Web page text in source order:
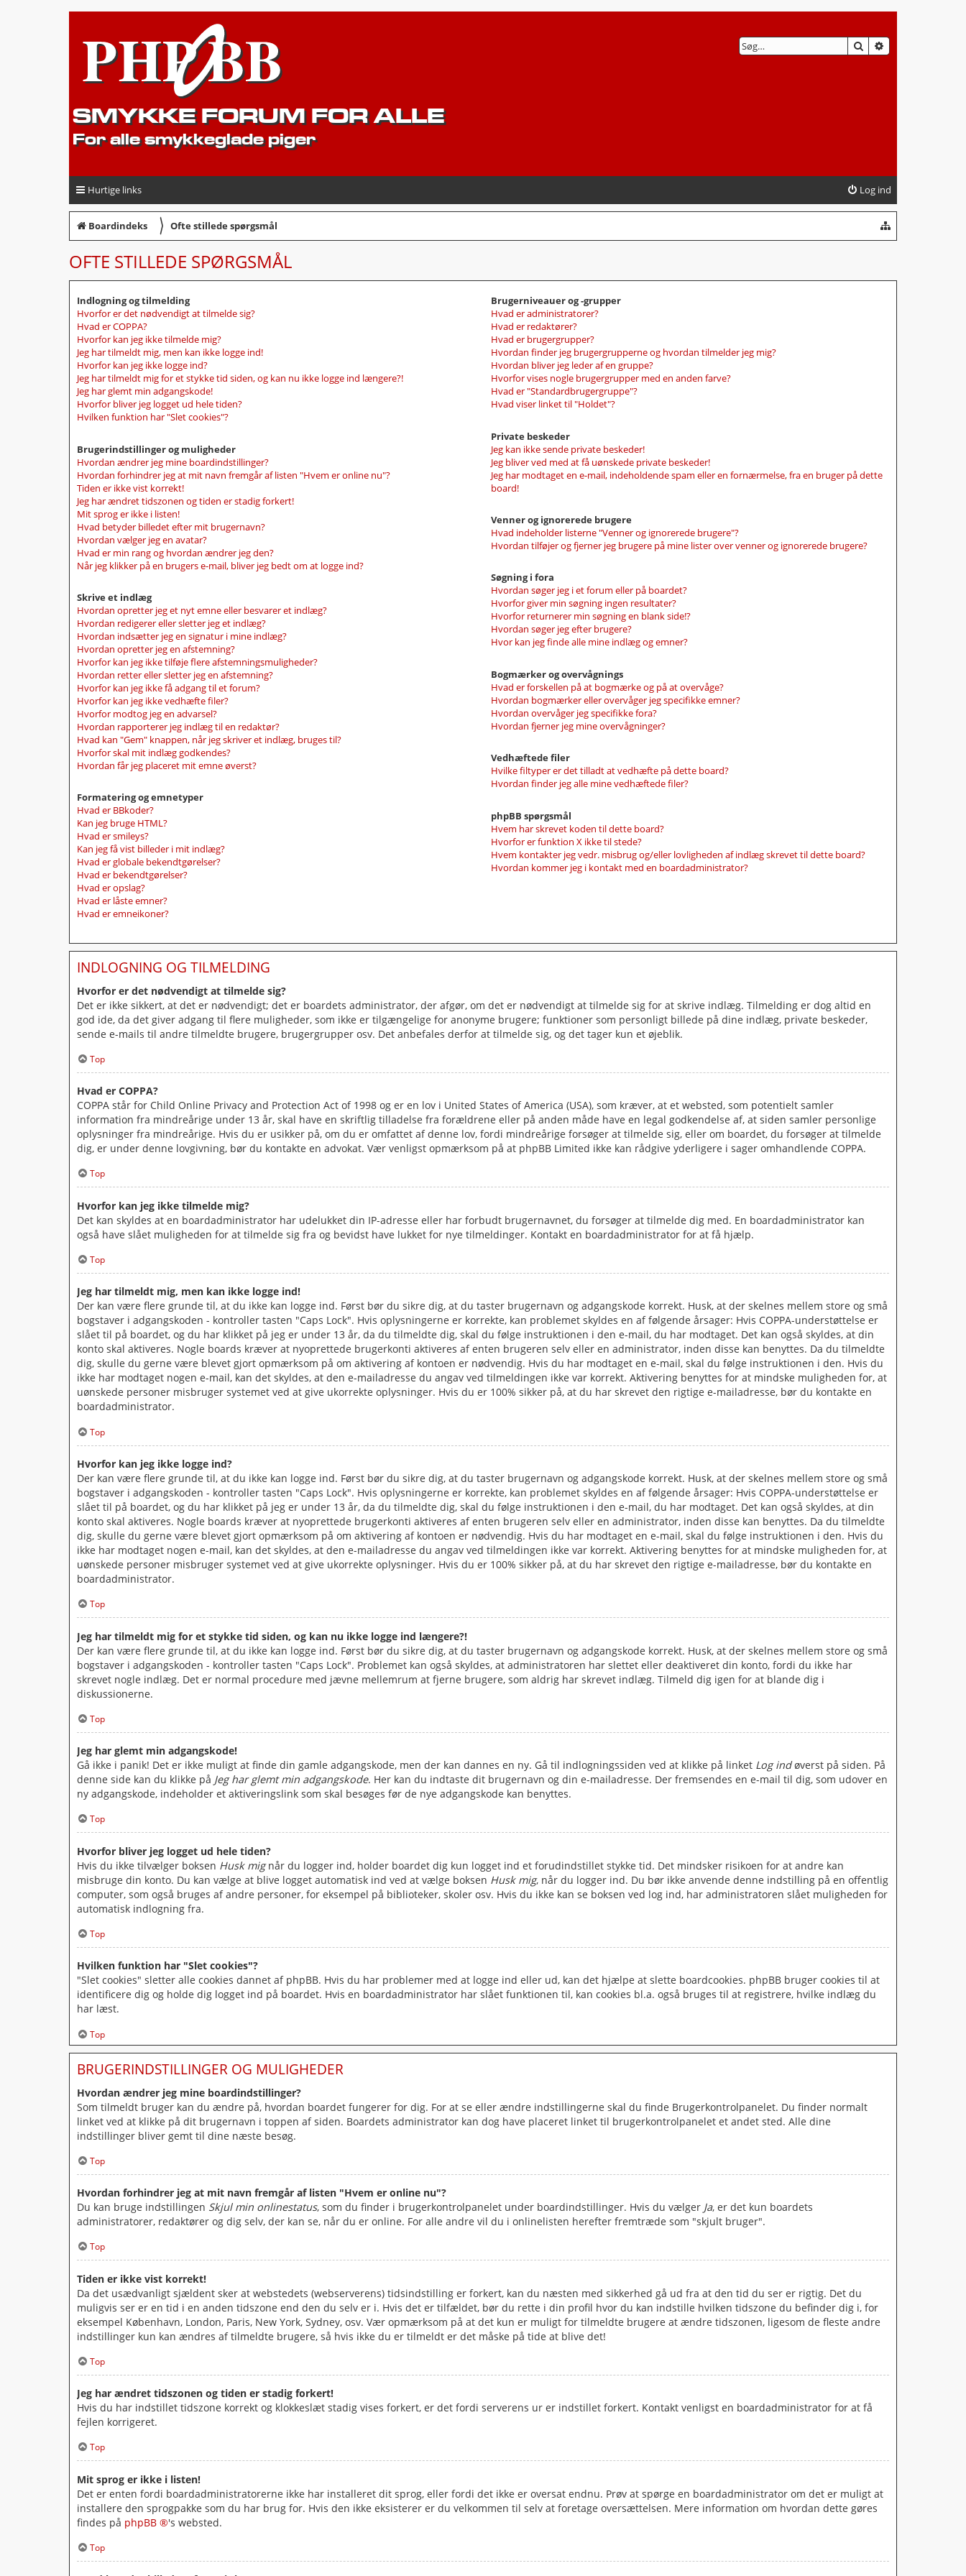
SMYKKE FORUM FOR ALLE
For alle smykkeglade piger
SØG
Hurtige links Log ind
Boardindeks 〉 Ofte stillede spørgsmål
OFTE STILLEDE SPØRGSMÅL
Indlogning og tilmelding
Hvorfor er det nødvendigt at tilmelde sig?
Hvad er COPPA?
Hvorfor kan jeg ikke tilmelde mig?
Jeg har tilmeldt mig, men kan ikke logge ind!
Hvorfor kan jeg ikke logge ind?
Jeg har tilmeldt mig for et stykke tid siden, og kan nu ikke logge ind længere?!
Jeg har glemt min adgangskode!
Hvorfor bliver jeg logget ud hele tiden?
Hvilken funktion har "Slet cookies"?
Brugerindstillinger og muligheder
Hvordan ændrer jeg mine boardindstillinger?
Hvordan forhindrer jeg at mit navn fremgår af listen "Hvem er online nu"?
Tiden er ikke vist korrekt!
Jeg har ændret tidszonen og tiden er stadig forkert!
Mit sprog er ikke i listen!
Hvad betyder billedet efter mit brugernavn?
Hvordan vælger jeg en avatar?
Hvad er min rang og hvordan ændrer jeg den?
Når jeg klikker på en brugers e-mail, bliver jeg bedt om at logge ind?
Skrive et indlæg
Hvordan opretter jeg et nyt emne eller besvarer et indlæg?
Hvordan redigerer eller sletter jeg et indlæg?
Hvordan indsætter jeg en signatur i mine indlæg?
Hvordan opretter jeg en afstemning?
Hvorfor kan jeg ikke tilføje flere afstemningsmuligheder?
Hvordan retter eller sletter jeg en afstemning?
Hvorfor kan jeg ikke få adgang til et forum?
Hvorfor kan jeg ikke vedhæfte filer?
Hvorfor modtog jeg en advarsel?
Hvordan rapporterer jeg indlæg til en redaktør?
Hvad kan "Gem" knappen, når jeg skriver et indlæg, bruges til?
Hvorfor skal mit indlæg godkendes?
Hvordan får jeg placeret mit emne øverst?
Formatering og emnetyper
Hvad er BBkoder?
Kan jeg bruge HTML?
Hvad er smileys?
Kan jeg få vist billeder i mit indlæg?
Hvad er globale bekendtgørelser?
Hvad er bekendtgørelser?
Hvad er opslag?
Hvad er låste emner?
Hvad er emneikoner?
Brugerniveauer og -grupper
Hvad er administratorer?
Hvad er redaktører?
Hvad er brugergrupper?
Hvordan finder jeg brugergrupperne og hvordan tilmelder jeg mig?
Hvordan bliver jeg leder af en gruppe?
Hvorfor vises nogle brugergrupper med en anden farve?
Hvad er "Standardbrugergruppe"?
Hvad viser linket til "Holdet"?
Private beskeder
Jeg kan ikke sende private beskeder!
Jeg bliver ved med at få uønskede private beskeder!
Jeg har modtaget en e-mail, indeholdende spam eller en fornærmelse, fra en bruger på dette
board!
Venner og ignorerede brugere
Hvad indeholder listerne "Venner og ignorerede brugere"?
Hvordan tilføjer og fjerner jeg brugere på mine lister over venner og ignorerede brugere?
Søgning i fora
Hvordan søger jeg i et forum eller på boardet?
Hvorfor giver min søgning ingen resultater?
Hvorfor returnerer min søgning en blank side!?
Hvordan søger jeg efter brugere?
Hvor kan jeg finde alle mine indlæg og emner?
Bogmærker og overvågnings
Hvad er forskellen på at bogmærke og på at overvåge?
Hvordan bogmærker eller overvåger jeg specifikke emner?
Hvordan overvåger jeg specifikke fora?
Hvordan fjerner jeg mine overvågninger?
Vedhæftede filer
Hvilke filtyper er det tilladt at vedhæfte på dette board?
Hvordan finder jeg alle mine vedhæftede filer?
phpBB spørgsmål
Hvem har skrevet koden til dette board?
Hvorfor er funktion X ikke til stede?
Hvem kontakter jeg vedr. misbrug og/eller lovligheden af indlæg skrevet til dette board?
Hvordan kommer jeg i kontakt med en boardadministrator?
INDLOGNING OG TILMELDING
Hvorfor er det nødvendigt at tilmelde sig?
Det er ikke sikkert, at det er nødvendigt; det er boardets administrator, der afgør, om det er nødvendigt at tilmelde sig for at skrive indlæg. Tilmelding er dog altid en
god ide, da det giver adgang til flere muligheder, som ikke er tilgængelige for anonyme brugere; funktioner som personligt billede på dine indlæg, private beskeder,
sende e-mails til andre tilmeldte brugere, brugergrupper osv. Det anbefales derfor at tilmelde sig, og det tager kun et øjeblik.
Top
Hvad er COPPA?
COPPA står for Child Online Privacy and Protection Act of 1998 og er en lov i United States of America (USA), som kræver, at et websted, som potentielt samler
information fra mindreårige under 13 år, skal have en skriftlig tilladelse fra forældrene eller på anden måde have en legal godkendelse af, at siden samler personlige
oplysninger fra mindreårige. Hvis du er usikker på, om du er omfattet af denne lov, fordi mindreårige forsøger at tilmelde sig, eller om boardet, du forsøger at tilmelde
dig, er under denne lovgivning, bør du kontakte en advokat. Vær venligst opmærksom på at phpBB Limited ikke kan rådgive yderligere i sager omhandlende COPPA.
Top
Hvorfor kan jeg ikke tilmelde mig?
Det kan skyldes at en boardadministrator har udelukket din IP-adresse eller har forbudt brugernavnet, du forsøger at tilmelde dig med. En boardadministrator kan
også have slået muligheden for at tilmelde sig fra og bevidst have lukket for nye tilmeldinger. Kontakt en boardadministrator for at få hjælp.
Top
Jeg har tilmeldt mig, men kan ikke logge ind!
Der kan være flere grunde til, at du ikke kan logge ind. Først bør du sikre dig, at du taster brugernavn og adgangskode korrekt. Husk, at der skelnes mellem store og små
bogstaver i adgangskoden - kontroller tasten "Caps Lock". Hvis oplysningerne er korrekte, kan problemet skyldes en af følgende årsager: Hvis COPPA-understøttelse er
slået til på boardet, og du har klikket på jeg er under 13 år, da du tilmeldte dig, skal du følge instruktionen i den e-mail, du har modtaget. Det kan også skyldes, at din
konto skal aktiveres. Nogle boards kræver at nyoprettede brugerkonti aktiveres af enten brugeren selv eller en administrator, inden disse kan benyttes. Da du tilmeldte
dig, skulle du gerne være blevet gjort opmærksom på om aktivering af kontoen er nødvendig. Hvis du har modtaget en e-mail, skal du følge instruktionen i den. Hvis du
ikke har modtaget nogen e-mail, kan det skyldes, at den e-mailadresse du angav ved tilmeldingen ikke var korrekt. Aktivering benyttes for at mindske muligheden for, at
uønskede personer misbruger systemet ved at give ukorrekte oplysninger. Hvis du er 100% sikker på, at du har skrevet den rigtige e-mailadresse, bør du kontakte en
boardadministrator.
Top
Hvorfor kan jeg ikke logge ind?
Der kan være flere grunde til, at du ikke kan logge ind. Først bør du sikre dig, at du taster brugernavn og adgangskode korrekt. Husk, at der skelnes mellem store og små
bogstaver i adgangskoden - kontroller tasten "Caps Lock". Hvis oplysningerne er korrekte, kan problemet skyldes en af følgende årsager: Hvis COPPA-understøttelse er
slået til på boardet, og du har klikket på jeg er under 13 år, da du tilmeldte dig, skal du følge instruktionen i den e-mail, du har modtaget. Det kan også skyldes, at din
konto skal aktiveres. Nogle boards kræver at nyoprettede brugerkonti aktiveres af enten brugeren selv eller en administrator, inden disse kan benyttes. Da du tilmeldte
dig, skulle du gerne være blevet gjort opmærksom på om aktivering af kontoen er nødvendig. Hvis du har modtaget en e-mail, skal du følge instruktionen i den. Hvis du
ikke har modtaget nogen e-mail, kan det skyldes, at den e-mailadresse du angav ved tilmeldingen ikke var korrekt. Aktivering benyttes for at mindske muligheden for, at
uønskede personer misbruger systemet ved at give ukorrekte oplysninger. Hvis du er 100% sikker på, at du har skrevet den rigtige e-mailadresse, bør du kontakte en
boardadministrator.
Top
Jeg har tilmeldt mig for et stykke tid siden, og kan nu ikke logge ind længere?!
Der kan være flere grunde til, at du ikke kan logge ind. Først bør du sikre dig, at du taster brugernavn og adgangskode korrekt. Husk, at der skelnes mellem store og små
bogstaver i adgangskoden - kontroller tasten "Caps Lock". Problemet kan også skyldes, at administratoren har slettet eller deaktiveret din konto, fordi du ikke har
skrevet nogle indlæg. Det er normal procedure med jævne mellemrum at fjerne brugere, som aldrig har skrevet indlæg. Tilmeld dig igen for at blande dig i
diskussionerne.
Top
Jeg har glemt min adgangskode!
Gå ikke i panik! Det er ikke muligt at finde din gamle adgangskode, men der kan dannes en ny. Gå til indlogningssiden ved at klikke på linket Log indøverst på siden. På
denne side kan du klikke på Jeg har glemt min adgangskode. Her kan du indtaste dit brugernavn og din e-mailadresse. Der fremsendes en e-mail til dig, som udover en
ny adgangskode, indeholder et aktiveringslink som skal besøges før de nye adgangskode kan benyttes.
Top
Hvorfor bliver jeg logget ud hele tiden?
Hvis du ikke tilvælger boksen Husk mignår du logger ind, holder boardet dig kun logget ind et forudindstillet stykke tid. Det mindsker risikoen for at andre kan
misbruge din konto. Du kan vælge at blive logget automatisk ind ved at vælge boksen Husk mig, når du logger ind. Du bør ikke anvende denne indstilling på en offentlig
computer, som også bruges af andre personer, for eksempel på biblioteker, skoler osv. Hvis du ikke kan se boksen ved log ind, har administratoren slået muligheden for
automatisk indlogning fra.
Top
Hvilken funktion har "Slet cookies"?
"Slet cookies" sletter alle cookies dannet af phpBB. Hvis du har problemer med at logge ind eller ud, kan det hjælpe at slette boardcookies. phpBB bruger cookies til at
identificere dig og holde dig logget ind på boardet. Hvis en boardadministrator har slået funktionen til, kan cookies bl.a. også bruges til at registrere, hvilke indlæg du
har læst.
Top
BRUGERINDSTILLINGER OG MULIGHEDER
Hvordan ændrer jeg mine boardindstillinger?
Som tilmeldt bruger kan du ændre på, hvordan boardet fungerer for dig. For at se eller ændre indstillingerne skal du finde Brugerkontrolpanelet. Du finder normalt
linket ved at klikke på dit brugernavn i toppen af siden. Boardets administrator kan dog have placeret linket til brugerkontrolpanelet et andet sted. Alle dine
indstillinger bliver gemt til dine næste besøg.
Top
Hvordan forhindrer jeg at mit navn fremgår af listen "Hvem er online nu"?
Du kan bruge indstillingen Skjul min onlinestatus, som du finder i brugerkontrolpanelet under boardindstillinger. Hvis du vælger Ja, er det kun boardets
administratorer, redaktører og dig selv, der kan se, når du er online. For alle andre vil du i onlinelisten herefter fremtræde som "skjult bruger".
Top
Tiden er ikke vist korrekt!
Da det usædvanligt sjældent sker at webstedets (webserverens) tidsindstilling er forkert, kan du næsten med sikkerhed gå ud fra at den tid du ser er rigtig. Det du
muligvis ser er en tid i en anden tidszone end den du selv er i. Hvis det er tilfældet, bør du rette i din profil hvor du kan indstille hvilken tidszone du befinder dig i, for
eksempel København, London, Paris, New York, Sydney, osv. Vær opmærksom på at det kun er muligt for tilmeldte brugere at ændre tidszonen, ligesom de fleste andre
indstillinger kun kan ændres af tilmeldte brugere, så hvis ikke du er tilmeldt er det måske på tide at blive det!
Top
Jeg har ændret tidszonen og tiden er stadig forkert!
Hvis du har indstillet tidszone korrekt og klokkeslæt stadig vises forkert, er det fordi serverens ur er indstillet forkert. Kontakt venligst en boardadministrator for at få
fejlen korrigeret.
Top
Mit sprog er ikke i listen!
Det er enten fordi boardadministratorerne ikke har installeret dit sprog, eller fordi det ikke er oversat endnu. Prøv at spørge en boardadministrator om det er muligt at
installere den sprogpakke som du har brug for. Hvis den ikke eksisterer er du velkommen til selv at foretage oversættelsen. Mere information om hvordan dette gøres
findes på phpBB ®'s websted.
Top